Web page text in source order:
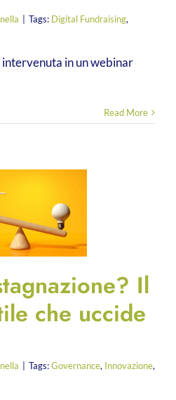
Tags: Digital Fundraising,
in un webinar
Read More
Il
che uccide
Tags:Governance, Innovazione,